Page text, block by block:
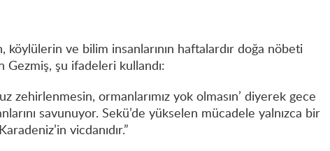
köylülerin ve bilim insanlarının haftalardır doğa nöbeti
şu ifadeleri kullandı:
zehirlenmesin, ormanlarımız yok olmasın’ diyerek gece
savunuyor. Sekü’de yükselen mücadele yalnızca bir
vicdanıdır.”